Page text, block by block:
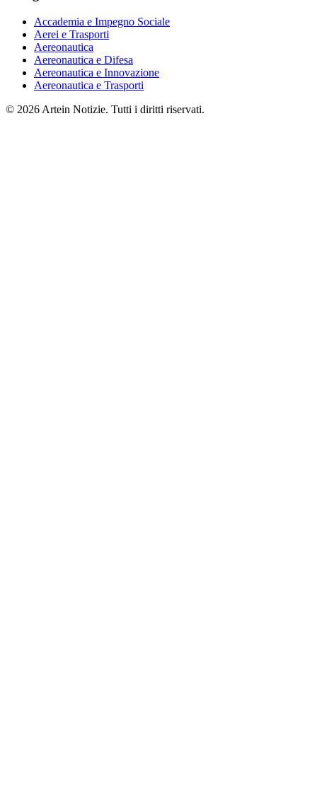
Accademia e Impegno Sociale
Aerei e Trasporti
Aereonautica
Aereonautica e Difesa
Aereonautica e Innovazione
Aereonautica e Trasporti
© 2026 Artein Notizie. Tutti i diritti riservati.